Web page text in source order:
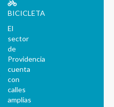
BICICLETA
El
sector
de
Providencia
cuenta
con
calles
amplias